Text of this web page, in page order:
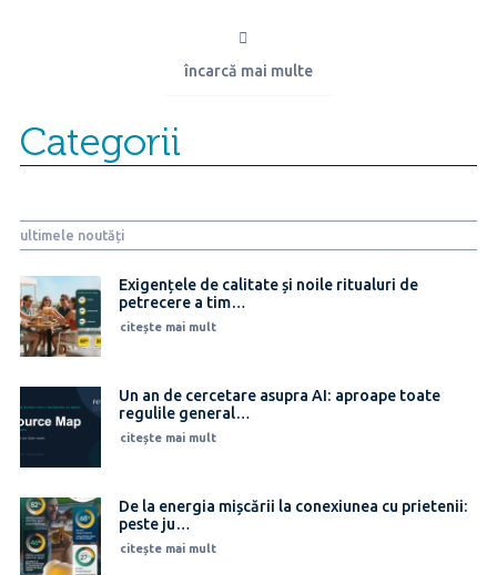
adoptă
așteaptă
e
încarcă mai multe
Categorii
ultimele noutăți
Exigențele de calitate și noile ritualuri de
petrecere a tim…
citește mai mult
Un an de cercetare asupra AI: aproape toate
regulile general…
citește mai mult
De la energia mișcării la conexiunea cu prietenii:
peste ju…
citește mai mult